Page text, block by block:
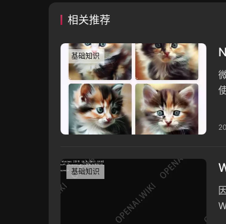
相关推荐
基础知识
基础知识